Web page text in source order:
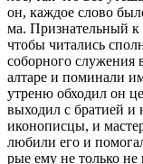
он, каж­дое сло­во
ма. При­зна­тель­ный к
чтобы чи­та­лись
со­бор­но­го слу­же­ния
ал­та­ре и по­ми­на­ли
утре­ню об­хо­дил он
вы­хо­дил с бра­ти­ей и
ико­но­пис­цы, и
лю­би­ли его и
рые ему не толь­ко